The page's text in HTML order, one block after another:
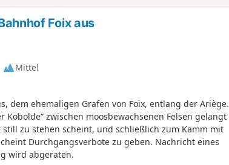
Foix aus
Mittel
dem ehemaligen Grafen von Foix, entlang der Ariège.
zwischen moosbewachsenen Felsen gelangt
zu stehen scheint, und schließlich zum Kamm mit
Durchgangsverbote zu geben. Nachricht eines
wird abgeraten.